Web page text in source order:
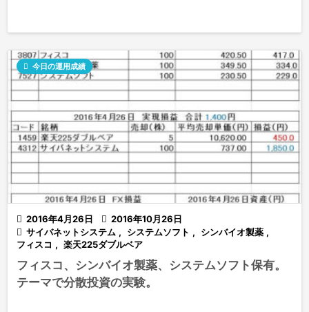
 2016年4月26日  2016年10月26日
 今日の運用成績
 サイバネットシステム , システムソフト , シンバイオ製薬 ,
フィスコ , 楽天225ダブルベア
フィスコ、シンバイオ製薬、システムソフト保有。
テーマで分散投資の実験。